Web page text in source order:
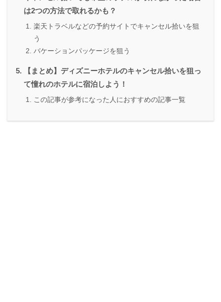
は2つの方法で取れるかも？
楽天トラベルなどの予約サイトでキャンセル拾いを狙
う
バケーションパッケージを狙う
【まとめ】ディズニーホテルのキャンセル拾いを狙っ
て憧れのホテルに宿泊しよう！
この記事が参考になった人におすすめの記事一覧